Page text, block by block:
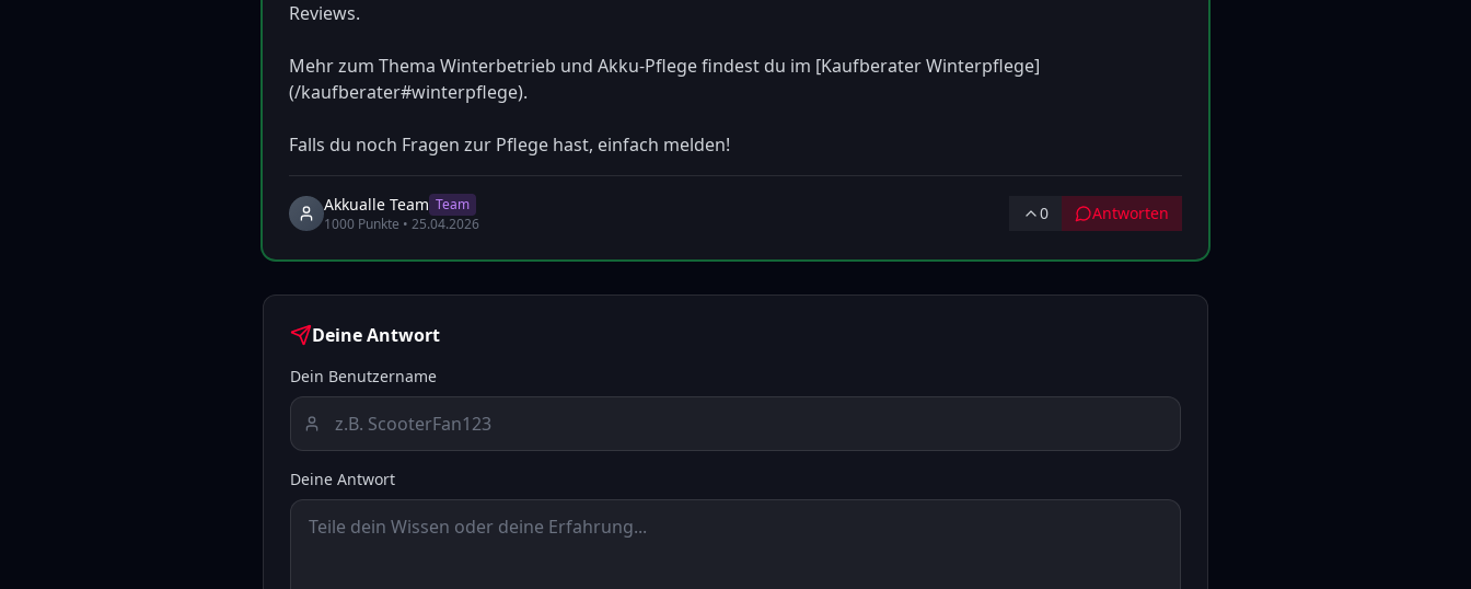
Reviews.
Mehr zum Thema Winterbetrieb und Akku-Pflege findest du im [Kaufberater Winterpflege]
(/kaufberater#winterpflege).
Falls du noch Fragen zur Pflege hast, einfach melden!
Akkualle Team Team
1000 Punkte • 25.04.2026
0 Antworten
Deine Antwort
Dein Benutzername
Deine Antwort